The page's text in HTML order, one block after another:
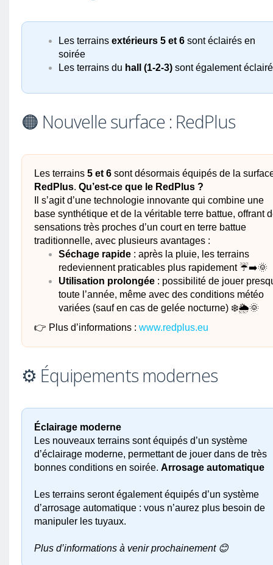
Les terrains extérieurs 5 et 6 sont éclairés en
soirée
Les terrains du hall (1-2-3) sont également
🟠 Nouvelle surface : RedPlus
Les terrains 5 et 6 sont désormais équipés de la
RedPlus. Qu’est-ce que le RedPlus ?
Il s’agit d’une technologie innovante qui combine une
base synthétique et de la véritable terre battue, offrant
sensations très proches d’un court en terre battue
traditionnelle, avec plusieurs avantages :
Séchage rapide : après la pluie, les terrains
redeviennent praticables plus rapidement ☔➡️🌞
Utilisation prolongée : possibilité de jouer
toute l’année, même avec des conditions météo
variées (sauf en cas de gelée nocturne) ❄️🌦️🌞
👉 Plus d’informations : www.redplus.eu
⚙️ Équipements modernes
Éclairage moderne
Les nouveaux terrains sont équipés d’un système
d’éclairage moderne, permettant de jouer dans de très
bonnes conditions en soirée. Arrosage automatique
Les terrains seront également équipés d’un système
d’arrosage automatique : vous n’aurez plus besoin de
manipuler les tuyaux.
Plus d’informations à venir prochainement 😊